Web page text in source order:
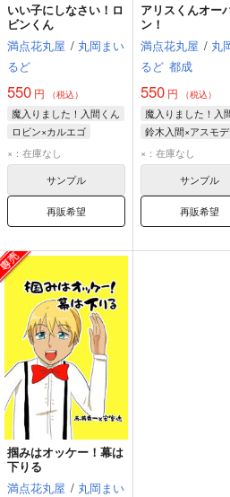
いい子にしなさい！ロ
ビンくん
満点花丸屋 / 丸岡まい
るど
550 円 （税込）
魔入りました！入間くん
ロビン×カルエゴ
バルス・ロビン
ナベリウス・カルエゴ
×：在庫なし
サンプル
再販希望
アリスくんオー
ン！
満点花丸屋 / 丸
るど 都成
550 円 （税込）
魔入りました！入
鈴木入間×アスモ
鈴木入間
アスモデウス・ア
×：在庫なし
サンプル
再販希望
掴みはオッケー！幕は
下りる
満点花丸屋 / 丸岡まい